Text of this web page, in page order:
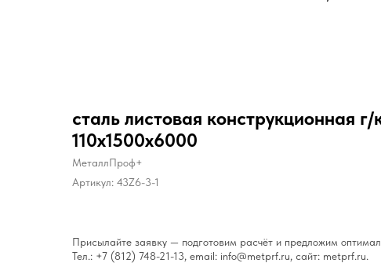
сталь листовая конструкционная г/
110х1500х6000
МеталлПроф+
Артикул: 43Z6-3-1
Присылайте заявку — подготовим расчёт и предложим
Тел.: +7 (812) 748-21-13, email: info@metprf.ru, сайт: metprf.ru.